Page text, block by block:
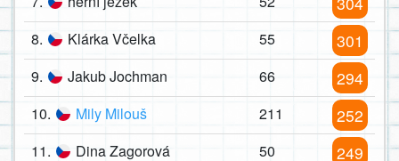
8. Klárka Včelka 55 301
9. Jakub Jochman 66 294
10. Mily Milouš 211 252
11. Dina Zagorová 50 249